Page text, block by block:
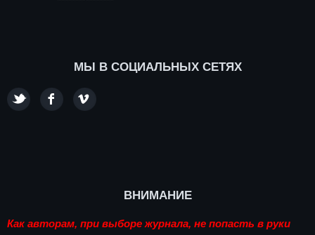
МЫ В СОЦИАЛЬНЫХ СЕТЯХ
ВНИМАНИЕ
Как авторам, при выборе журнала, не попасть в руки